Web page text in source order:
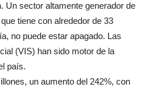
Un sector altamente generador de
tiene con alrededor de 33
no puede estar apagado. Las
(VIS) han sido motor de la
país.
un aumento del 242%, con